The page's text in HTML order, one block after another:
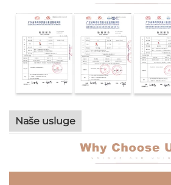
Naše usluge